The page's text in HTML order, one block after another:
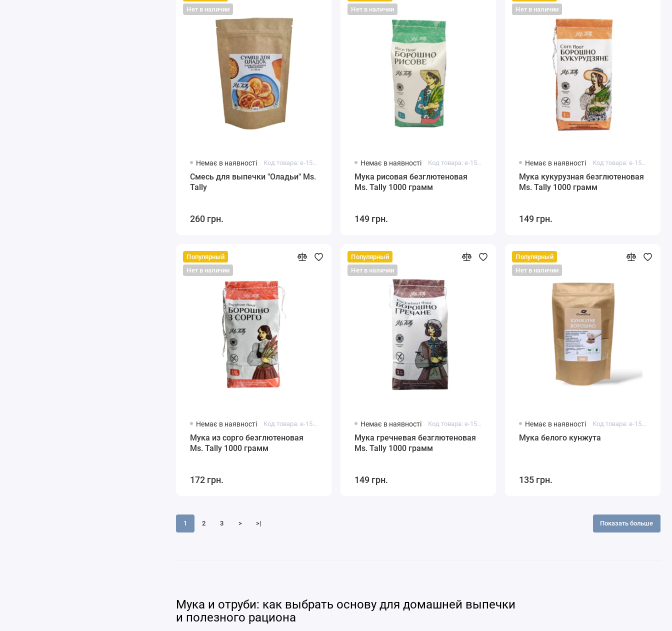
Нет в наличии
Немає в наявності Код товара: e-15104
Смесь для выпечки "Оладьи" Ms.
Tally
260 грн.
Нет в наличии
Немає в наявності Код товара: e-15131
Мука рисовая безглютеновая
Ms. Tally 1000 грамм
149 грн.
Нет в наличии
Немає в наявності Код товара: e-15105
Мука кукурузная безглютеновая
Ms. Tally 1000 грамм
149 грн.
Популярный
Нет в наличии
Немає в наявності Код товара: e-15110
Мука из сорго безглютеновая
Ms. Tally 1000 грамм
172 грн.
Популярный
Нет в наличии
Немає в наявності Код товара: e-15116
Мука гречневая безглютеновая
Ms. Tally 1000 грамм
149 грн.
Популярный
Нет в наличии
Немає в наявності Код товара: e-15115
Мука белого кунжута
135 грн.
1 2 3 > >| Показать больше
Мука и отруби: как выбрать основу для домашней выпечки
и полезного рациона